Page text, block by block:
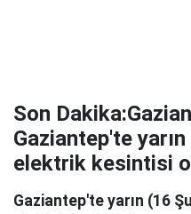
Son
Gaziantep'te
elektrik kesintisi
Gaziantep'te yarın (16